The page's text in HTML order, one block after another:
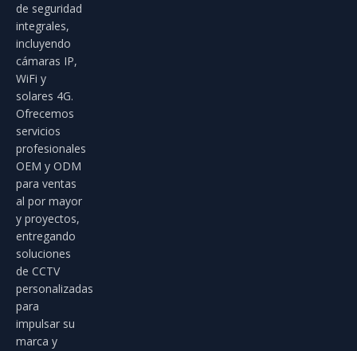
de seguridad
integrales,
incluyendo
cámaras IP,
WiFi y
solares 4G.
Ofrecemos
servicios
profesionales
OEM y ODM
para ventas
al por mayor
y proyectos,
entregando
soluciones
de CCTV
personalizadas
para
impulsar su
marca y